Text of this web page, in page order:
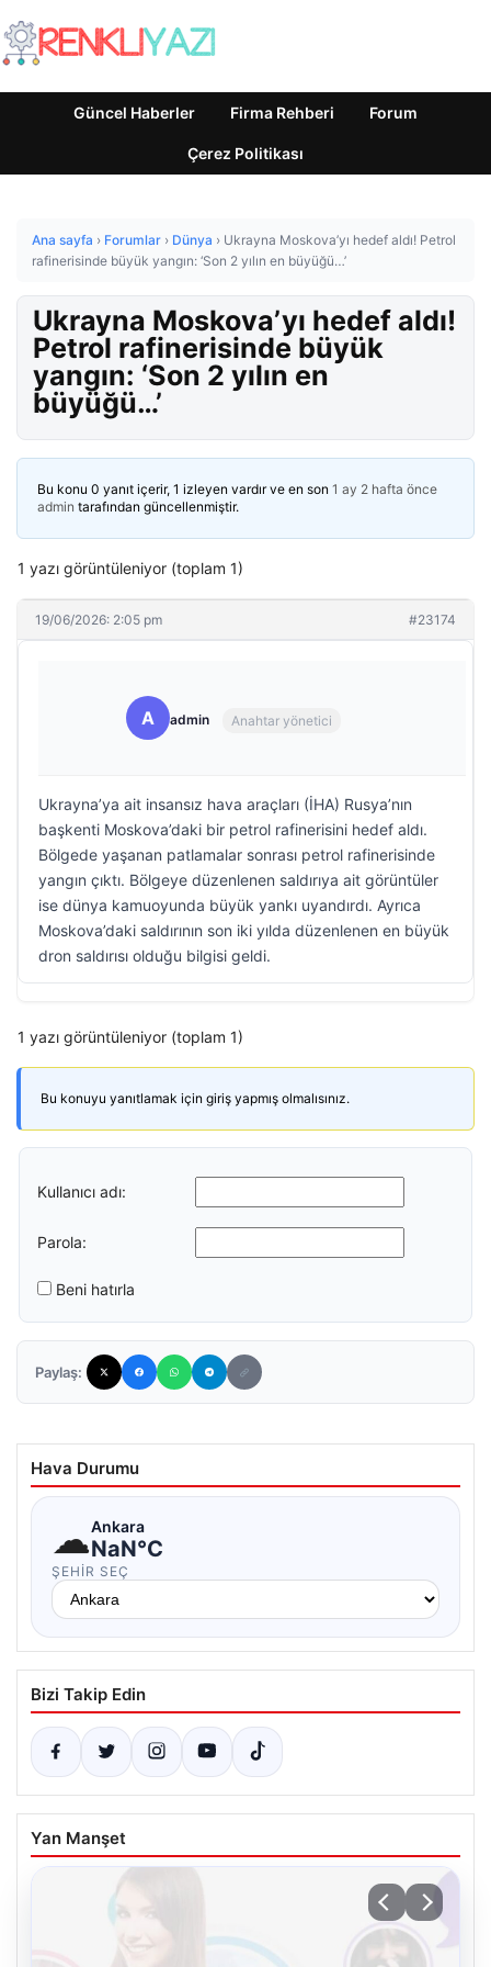
Güncel Haberler Firma Rehberi Forum
Çerez Politikası
Ana sayfa › Forumlar › Dünya › Ukrayna Moskova’yı hedef aldı! Petrol
rafinerisinde büyük yangın: ‘Son 2 yılın en büyüğü…’
Ukrayna Moskova’yı hedef aldı!
Petrol rafinerisinde büyük
yangın: ‘Son 2 yılın en
büyüğü…’
Bu konu 0 yanıt içerir, 1 izleyen vardır ve en son 1 ay 2 hafta önce
admin tarafından güncellenmiştir.
1 yazı görüntüleniyor (toplam 1)
19/06/2026: 2:05 pm #23174
A admin Anahtar yönetici
Ukrayna’ya ait insansız hava araçları (İHA) Rusya’nın
başkenti Moskova’daki bir petrol rafinerisini hedef aldı.
Bölgede yaşanan patlamalar sonrası petrol rafinerisinde
yangın çıktı. Bölgeye düzenlenen saldırıya ait görüntüler
ise dünya kamuoyunda büyük yankı uyandırdı. Ayrıca
Moskova’daki saldırının son iki yılda düzenlenen en büyük
dron saldırısı olduğu bilgisi geldi.
1 yazı görüntüleniyor (toplam 1)
Bu konuyu yanıtlamak için giriş yapmış olmalısınız.
Kullanıcı adı:
Parola:
Beni hatırla
Paylaş:
Hava Durumu
☁Ankara
NaN°C
ŞEHIR SEÇ
Bizi Takip Edin
Yan Manşet